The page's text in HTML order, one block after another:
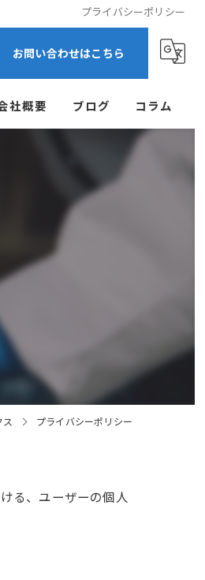
プライバシーポリシー
お問い合わせはこちら
社概要 ブログ コラム
プライバシーポリシー
る、ユーザーの個人